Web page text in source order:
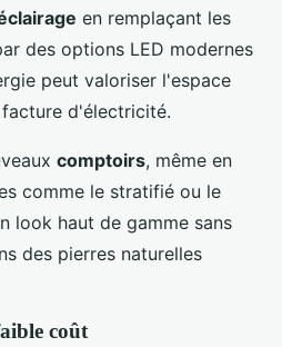
en remplaçant les
des options LED modernes
peut valoriser l'espace
d'électricité.
comptoirs, même en
comme le stratifié ou le
look haut de gamme sans
des pierres naturelles
coût